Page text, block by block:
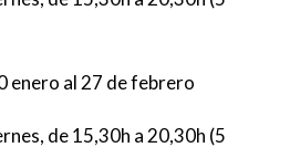
enero al 27 de febrero
de 15,30h a 20,30h (5